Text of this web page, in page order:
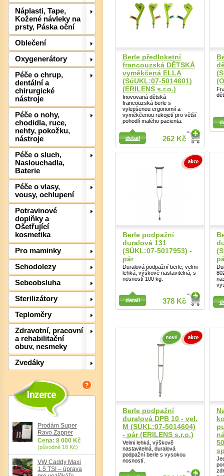
Náplasti, Tape,
Kožené návleky na
prsty, Páska oční
Oblečení
Oxygenerátory
Péče o chrup,
dentální a
chirurgické
nástroje
Péče o nohy,
chodidla, ruce,
nehty, pokožku,
nástroje
Péče o sluch,
Naslouchadla,
Baterie
Péče o vlasy,
vousy, ochlupení
Potravinové
doplňky a
Ošetřující
kosmetika
Pro maminky
Schodolezy
Sebeobsluha
Sterilizátory
Teploměry
Zdravotní, pracovní
a rehabilitační
obuv, nesmeky
Zvedáky
Prodám Super
Ravo Zapper
Cena: 8 000 Kč
(původně 18 Kč)
VW Caddy Maxi
1.5 TSI – úprava
Berle předloketní
francouzská DĚTSKÁ
vyměkčená ELLA
(SúUKL:07-5014601)
(ERILENS s.r.o.)
Inovovaná dětská
francouzská berle s
vylepšenou ergonomií a
vyměkčenou rukojetí pro větší
pohodlí malého pacienta.
262 Kč
detail
Detail
Detail
Berle podpažní
duralová 131
(SÚKL:07-5017953) -
pár
Duralová podpažní berle, velmi
lehká, výškově nastavitelná, s
nosností 100 kg.
378 Kč
detail
Detail
Detail
Berle podpažní
duralová DPB 10 - vel.
M (SÚKL:07-5014604)
- pár (ERILENS s.r.o.)
Velmi lehká, výškově
nastavitelná, duralová
podpažní berle s vysokou
nosností.